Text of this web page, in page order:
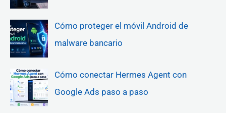
Cómo proteger el móvil Android de
malware bancario
Cómo conectar Hermes Agent con
Google Ads paso a paso